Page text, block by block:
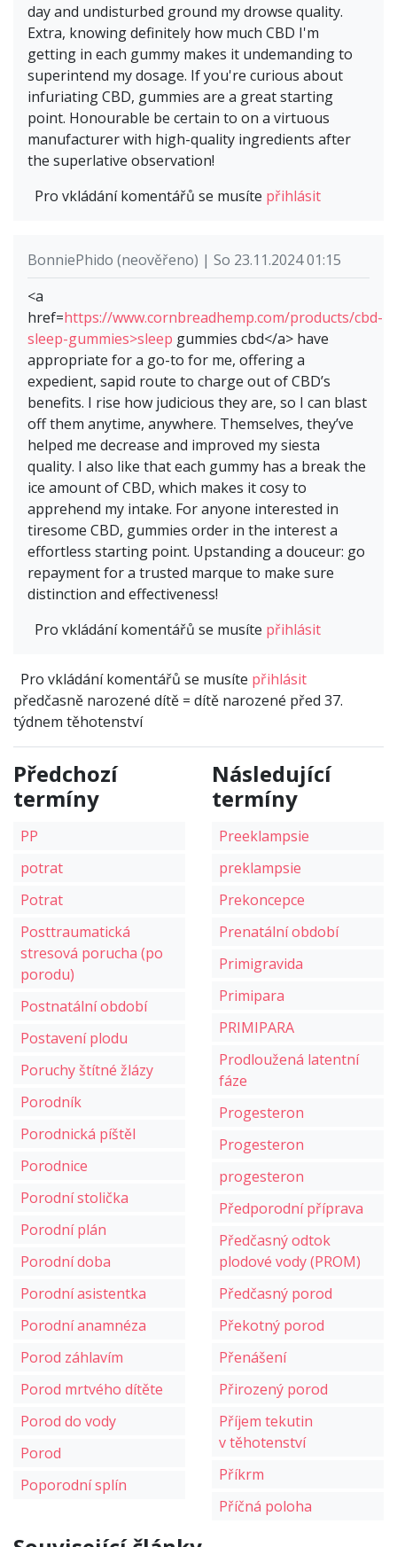
day and undisturbed ground my drowse quality.
Extra, knowing definitely how much CBD I'm
getting in each gummy makes it undemanding to
superintend my dosage. If you're curious about
infuriating CBD, gummies are a great starting
point. Honourable be certain to on a virtuous
manufacturer with high-quality ingredients after
the superlative observation!
Pro vkládání komentářů se musíte přihlásit
BonniePhido (neověřeno) | So 23.11.2024 01:15
<a
href=https://www.cornbreadhemp.com/products/cbd-
sleep-gummies>sleep gummies cbd</a> have
appropriate for a go-to for me, offering a
expedient, sapid route to charge out of CBD’s
benefits. I rise how judicious they are, so I can blast
off them anytime, anywhere. Themselves, they’ve
helped me decrease and improved my siesta
quality. I also like that each gummy has a break the
ice amount of CBD, which makes it cosy to
apprehend my intake. For anyone interested in
tiresome CBD, gummies order in the interest a
effortless starting point. Upstanding a douceur: go
repayment for a trusted marque to make sure
distinction and effectiveness!
Pro vkládání komentářů se musíte přihlásit
Pro vkládání komentářů se musíte přihlásit
předčasně narozené dítě = dítě narozené před 37.
týdnem těhotenství
Předchozí
termíny
PP
potrat
Potrat
Posttraumatická
stresová porucha (po
porodu)
Postnatální období
Postavení plodu
Poruchy štítné žlázy
Porodník
Porodnická píštěl
Porodnice
Porodní stolička
Porodní plán
Porodní doba
Porodní asistentka
Porodní anamnéza
Porod záhlavím
Porod mrtvého dítěte
Porod do vody
Porod
Poporodní splín
Následující
termíny
Preeklampsie
preklampsie
Prekoncepce
Prenatální období
Primigravida
Primipara
PRIMIPARA
Prodloužená latentní
fáze
Progesteron
Progesteron
progesteron
Předporodní příprava
Předčasný odtok
plodové vody (PROM)
Předčasný porod
Překotný porod
Přenášení
Přirozený porod
Příjem tekutin
v těhotenství
Příkrm
Příčná poloha